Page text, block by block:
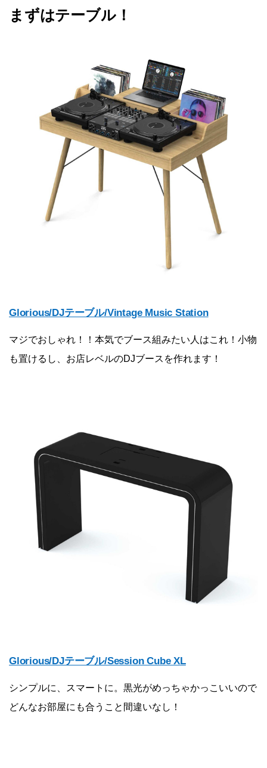
まずはテーブル！
Glorious/DJテーブル/Vintage Music Station
マジでおしゃれ！！本気でブース組みたい人はこれ！小物
も置けるし、お店レベルのDJブースを作れます！
Glorious/DJテーブル/Session Cube XL
シンプルに、スマートに。黒光がめっちゃかっこいいので
どんなお部屋にも合うこと間違いなし！